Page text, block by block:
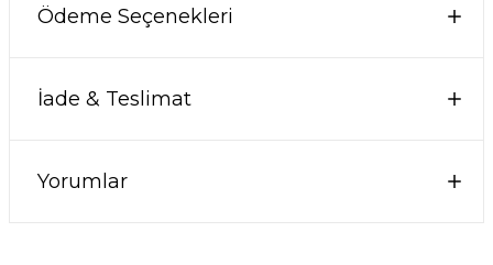
Ödeme Seçenekleri
İade & Teslimat
Yorumlar